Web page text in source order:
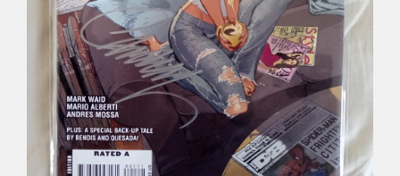
Jeux & Jouets
Son & Cinéma
Singularités